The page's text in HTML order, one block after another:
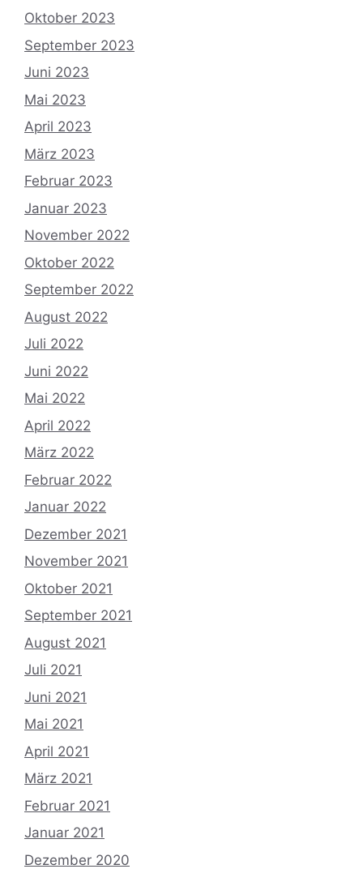
Oktober 2023
September 2023
Juni 2023
Mai 2023
April 2023
März 2023
Februar 2023
Januar 2023
November 2022
Oktober 2022
September 2022
August 2022
Juli 2022
Juni 2022
Mai 2022
April 2022
März 2022
Februar 2022
Januar 2022
Dezember 2021
November 2021
Oktober 2021
September 2021
August 2021
Juli 2021
Juni 2021
Mai 2021
April 2021
März 2021
Februar 2021
Januar 2021
Dezember 2020